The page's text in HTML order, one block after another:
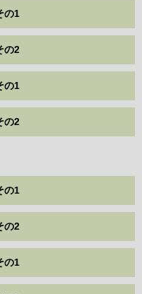
の1
の2
の1
の2
の1
の2
の1